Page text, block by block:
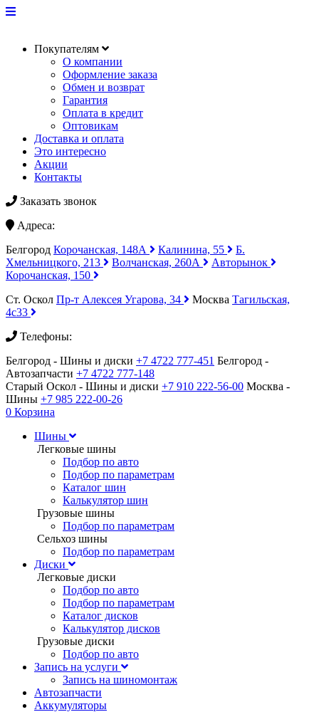
Покупателям
О компании
Оформление заказа
Обмен и возврат
Гарантия
Оплата в кредит
Оптовикам
Доставка и оплата
Это интересно
Акции
Контакты
Заказать звонок
Адреса:
Белгород Корочанская, 148А Калинина, 55
Б.
Хмельницкого, 213
Волчанская, 260А
Авторынок
Корочанская, 150
Ст. Оскол Пр-т Алексея Угарова, 34 Москва Тагильская,
4с33
Телефоны:
Белгород - Шины и диски +7 4722 777-451 Белгород -
Автозапчасти +7 4722 777-148
Старый Оскол - Шины и диски +7 910 222-56-00 Москва -
Шины +7 985 222-00-26
0 Корзина
Шины
Легковые шины
Подбор по авто
Подбор по параметрам
Каталог шин
Калькулятор шин
Грузовые шины
Подбор по параметрам
Сельхоз шины
Подбор по параметрам
Диски
Легковые диски
Подбор по авто
Подбор по параметрам
Каталог дисков
Калькулятор дисков
Грузовые диски
Подбор по авто
Запись на услуги
Запись на шиномонтаж
Автозапчасти
Аккумуляторы